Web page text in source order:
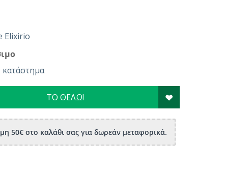
Elixirio
κατάστημα
ΤΟ ΘΕΛΩ!
50€ στο καλάθι σας για δωρεάν μεταφορικά.